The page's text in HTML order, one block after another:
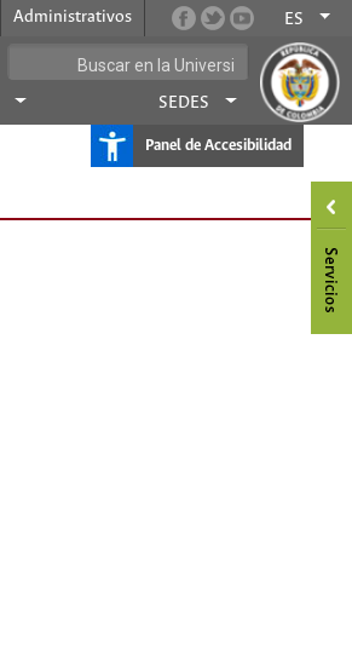
Administrativos ES
SEDES
Panel de Accesibilidad